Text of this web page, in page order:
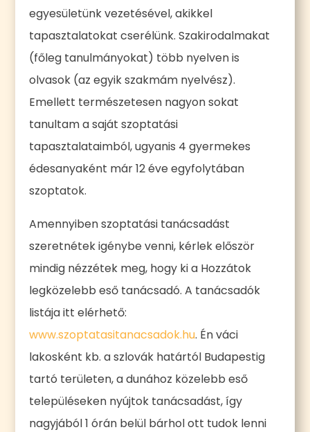
egyesületünk vezetésével, akikkel
tapasztalatokat cserélünk. Szakirodalmakat
(főleg tanulmányokat) több nyelven is
olvasok (az egyik szakmám nyelvész).
Emellett természetesen nagyon sokat
tanultam a saját szoptatási
tapasztalataimból, ugyanis 4 gyermekes
édesanyaként már 12 éve egyfolytában
szoptatok.
Amennyiben szoptatási tanácsadást
szeretnétek igénybe venni, kérlek először
mindig nézzétek meg, hogy ki a Hozzátok
legközelebb eső tanácsadó. A tanácsadók
listája itt elérhető:
www.szoptatasitanacsadok.hu. Én váci
lakosként kb. a szlovák határtól Budapestig
tartó területen, a dunához közelebb eső
településeken nyújtok tanácsadást, így
nagyjából 1 órán belül bárhol ott tudok lenni